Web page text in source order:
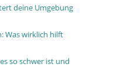
deine Umgebung
Was wirklich hilft
so schwer ist und